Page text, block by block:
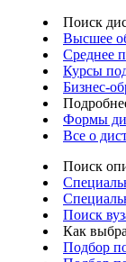
Поиск
Высшее
Среднее
Курсы
Бизнес-
Формы
Все о
Поиск
Поиск
Как
Подбор